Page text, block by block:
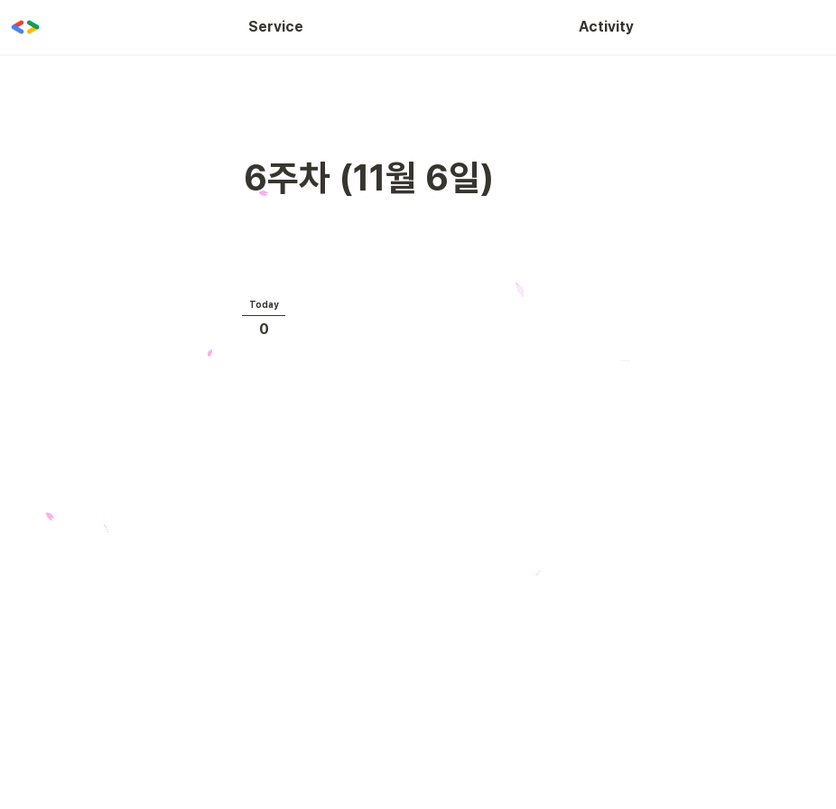
Service Activity
WOW CLASS
6주차 (11월 6일)
Today
0